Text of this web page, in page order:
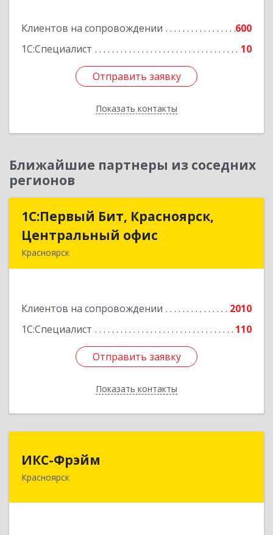
Клиентов на сопровождении
600
1С:Специалист
10
Отправить заявку
Показать контакты
Отправить заявку
Назад
Ближайшие партнеры из соседних
регионов
1С:Первый Бит, Красноярск,
Центральный офис
Красноярск
Клиентов на сопровождении
2010
1С:Специалист
110
Отправить заявку
Показать контакты
1С:Первый Бит, Красноярск,
Центральный офис
Подробнее
Отправить заявку
Назад
ИКС-Фрэйм
Красноярск660077, Красноярский край, Красноярск г,